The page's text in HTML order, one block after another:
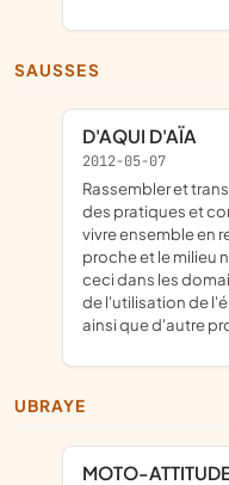
SAUSSES
D'AQUI D'AÏA
2012-05-07
rassembler et transmettre des informations concernant
des pratiques et
vivre ensemble en
proche et le milieu
ceci dans les
de l'utilisation de
ainsi que d'autre
UBRAYE
MOTO-